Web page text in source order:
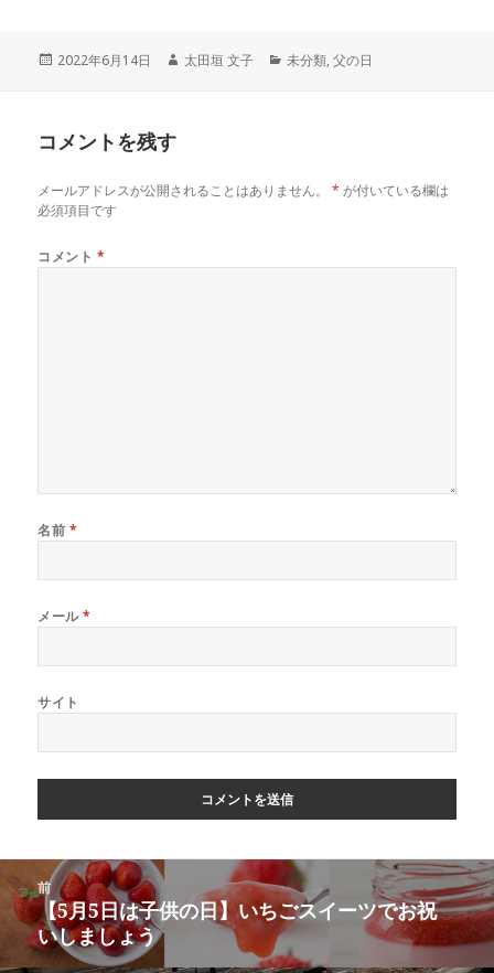
投
2022年6月14日
作
太田垣 文子
カ
未分類,父の日
コメントを残す
メールアドレスが公開されることはありません。 * が付いている欄は
必須項目です
コメント *
名前 *
メール*
サイト
稿
前
前
の
投
【5月5日は子供の日】いちごスイーツでお祝
いしましょう